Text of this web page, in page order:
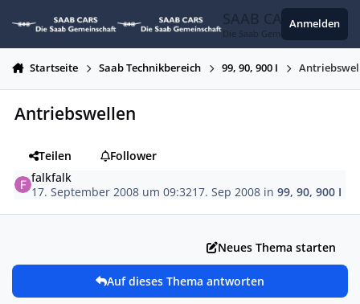
SAAB CARS
Die Saab Gemeinschaft
Anmelden
Startseite Saab Technikbereich 99, 90, 900 I
Antriebswellen
Teilen
Follower
falkfalk
17. September 2008 um 09:3217. Sep 2008 in99, 90, 900 I
Neues Thema starten
Auf dieses Thema antworten